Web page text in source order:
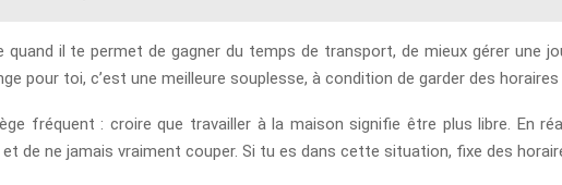
il te permet de gagner du temps de transport, de mieux gérer une
pour toi, c’est une meilleure souplesse, à condition de garder des
fréquent : croire que travailler à la maison signifie être plus libre. En
de ne jamais vraiment couper. Si tu es dans cette situation, fixe des